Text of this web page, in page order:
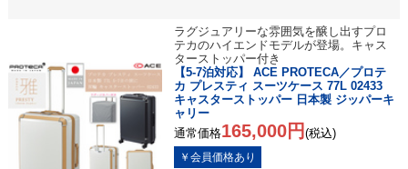
ラグジュアリーな雰囲気を醸し出すプロ
テカのハイエンドモデルが登場。キャス
ターストッパー付き
【5-7泊対応】 ACE PROTECA／プロテ
カ プレスティ スーツケース 77L 02433
キャスターストッパー 日本製 ジッパーキ
ャリー
通常価格165,000円 (税込)